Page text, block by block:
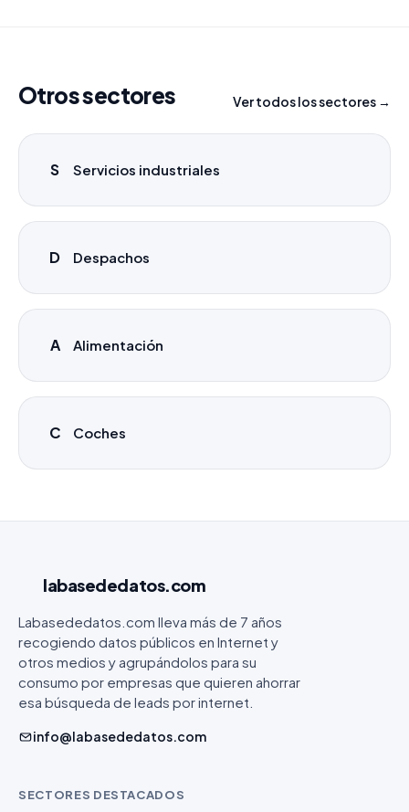
Otros sectores Ver todos los sectores →
S Servicios industriales
D Despachos
A Alimentación
C Coches
labasededatos.com
Labasededatos.com lleva más de 7 años
recogiendo datos públicos en Internet y
otros medios y agrupándolos para su
consumo por empresas que quieren ahorrar
esa búsqueda de leads por internet.
info@labasededatos.com
SECTORES DESTACADOS